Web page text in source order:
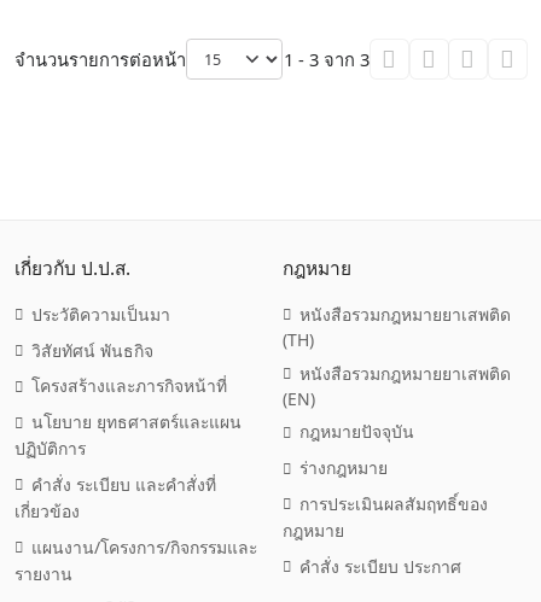
จำนวนรายการต่อหน้า 1 - 3 จาก 3
เกี่ยวกับ ป.ป.ส.
ประวัติความเป็นมา
วิสัยทัศน์ พันธกิจ
โครงสร้างและภารกิจหน้าที่
นโยบาย ยุทธศาสตร์และแผน
ปฏิบัติการ
คำสั่ง ระเบียบ และคำสั่งที่
เกี่ยวข้อง
แผนงาน/โครงการ/กิจกรรมและ
รายงาน
กฎหมาย
หนังสือรวมกฎหมายยาเสพติด
(TH)
หนังสือรวมกฎหมายยาเสพติด
(EN)
กฎหมายปัจจุบัน
ร่างกฎหมาย
การประเมินผลสัมฤทธิ์ของ
กฎหมาย
คำสั่ง ระเบียบ ประกาศ